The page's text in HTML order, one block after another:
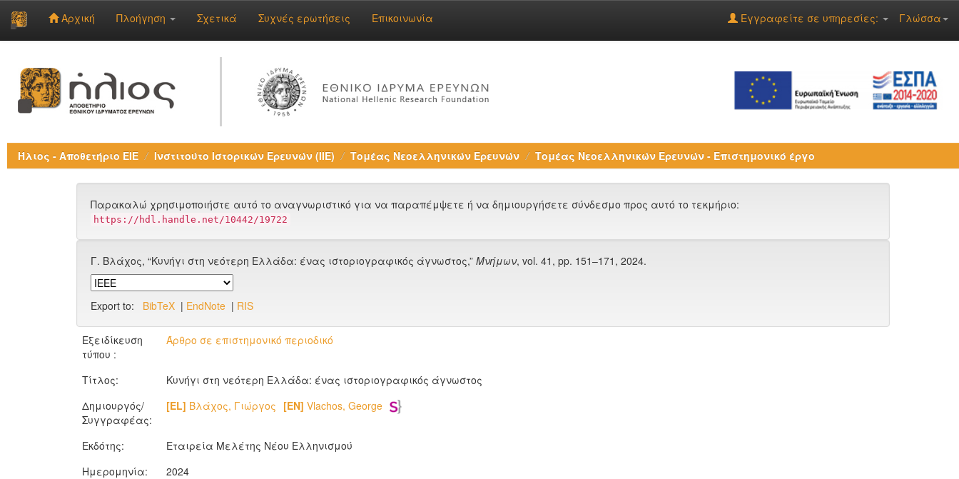
navigation
Αρχική Πλοήγηση Σχετικά Συχνές ερωτήσεις Επικοινωνία Γλώσσα
Εγγραφείτε σε υπηρεσίες:
Ήλιος - Αποθετήριο ΕΙΕ Ινστιτούτο Ιστορικών Ερευνών (ΙΙΕ) Τομέας Νεοελληνικών Ερευνών Τομέας Νεοελληνικών Ερευνών - Επιστημονικό έργο
Παρακαλώ χρησιμοποιήστε αυτό το αναγνωριστικό για να παραπέμψετε ή να δημιουργήσετε σύνδεσμο προς αυτό το τεκμήριο:
https://hdl.handle.net/10442/19722
Γ. Βλάχος, “Κυνήγι στη νεότερη Ελλάδα: ένας ιστοριογραφικός άγνωστος,” Μνήμων, vol. 41, pp. 151–171, 2024.
Export to: BibTeX | EndNote | RIS
Εξειδίκευση
τύπου :
Άρθρο σε επιστημονικό περιοδικό
Τίτλος:
Κυνήγι στη νεότερη Ελλάδα: ένας ιστοριογραφικός άγνωστος
Δημιουργός/
Συγγραφέας:
[EL] Βλάχος, Γιώργος [EN] Vlachos, George
Εκδότης:
Εταιρεία Μελέτης Νέου Ελληνισμού
Ημερομηνία:
2024